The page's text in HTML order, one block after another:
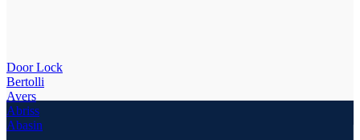
Door Lock
Bertolli
Avers
Abriss
Abasin